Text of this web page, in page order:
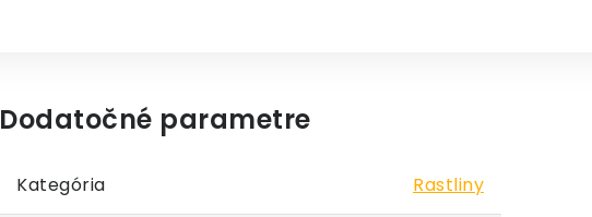
Dodatočné parametre
Kategória Rastliny